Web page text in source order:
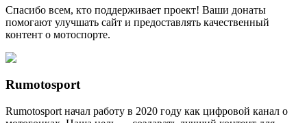
Спасибо всем, кто поддерживает проект! Ваши донаты
помогают улучшать сайт и предоставлять качественный
контент о мотоспорте.
Rumotosport
Rumotosport начал работу в 2020 году как цифровой канал о